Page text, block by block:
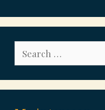
for: